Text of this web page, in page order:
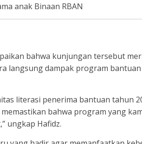
anak Binaan RBAN
bahwa kunjungan tersebut
langsung dampak program
literasi penerima bantuan tahun
bahwa program yang
ungkap Hafidz.